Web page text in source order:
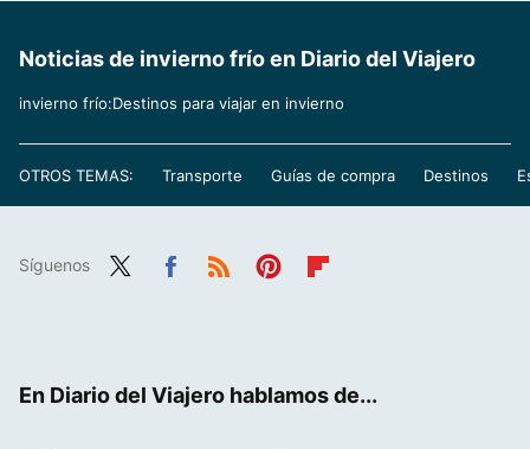
Noticias de invierno frío en Diario del Viajero
invierno frío:Destinos para viajar en invierno
OTROS TEMAS: Transporte Guías de compra Destinos
Síguenos
En Diario del Viajero hablamos de...